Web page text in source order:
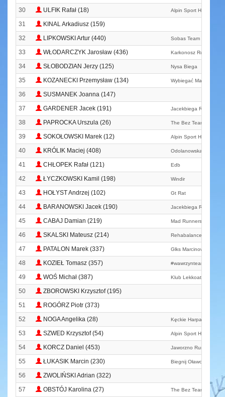
30 ULFIK Rafał (18) Alpin Sport Hoka One
31
KINAL Arkadiusz (159)
32
LIPKOWSKI Artur (440) Sobas Team
33 WŁODARCZYK Jarosław (436) Karkonosz Running
34 SŁOBODZIAN Jerzy (125) Nysa Biega
35 KOZANECKI Przemysław (134) Wybiegać Marzenia
36
SUSMANEK Joanna (147)
37
GARDENER Jacek (191) Jacekbiega Running
38 PAPROCKA Urszula (26) The Bez Team Poland
39 SOKOŁOWSKI Marek (12) Alpin Sport Hoka One
40 KRÓLIK Maciej (408) Odolanowska Drużyna
41 CHŁOPEK Rafał (121) Edb
42 ŁYCZKOWSKI Kamil (198) Windir
43 HOŁYST Andrzej (102) Gt Rat
44 BARANOWSKI Jacek (190) Jacekbiega Running
45 CABAJ Damian (219) Mad Runners
46 SKALSKI Mateusz (214) Rehabalance Team
47 PATALON Marek (337) Glks Marcinowice
48 KOZIEŁ Tomasz (357) #wawrzynteam
49 WOŚ Michał (387) Klub Lekkoatletyczny
50
ZBOROWSKI Krzysztof (195)
51
ROGÓRZ Piotr (373)
52
NOGA Angelika (28) Kęckie Harpagany
53 SZWED Krzysztof (54) Alpin Sport Hoka One
54 KORCZ Daniel (453) Jaworzno Runners Pro
55 ŁUKASIK Marcin (230) Biegnij Oławo
56
ZWOLIŃSKI Adrian (322)
57
OBSTÓJ Karolina (27) The Bez Team Poland